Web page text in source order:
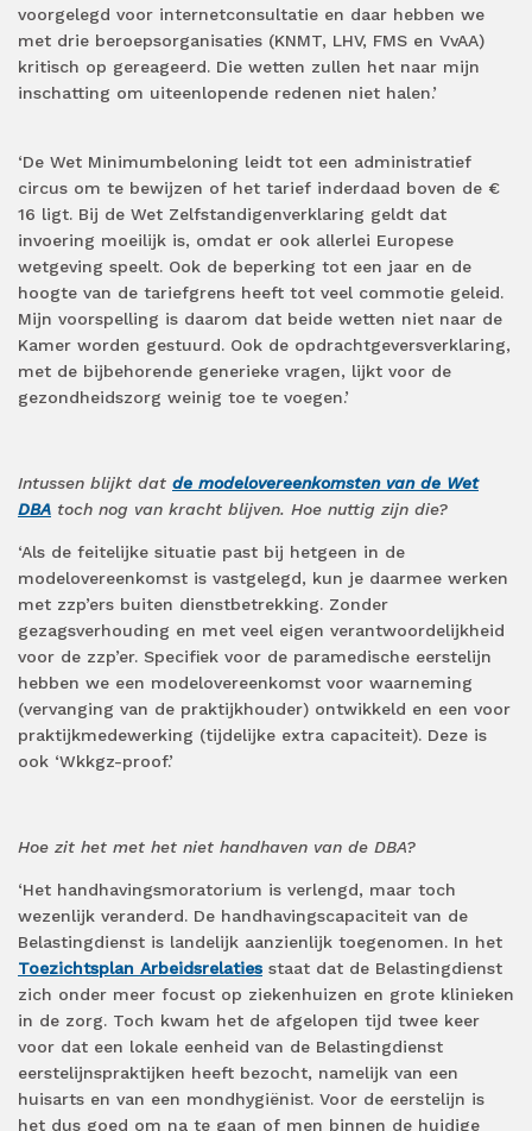
voorgelegd voor internetconsultatie en daar hebben we
met drie beroepsorganisaties (KNMT, LHV, FMS en VvAA)
kritisch op gereageerd. Die wetten zullen het naar mijn
inschatting om uiteenlopende redenen niet halen.’
‘De Wet Minimumbeloning leidt tot een administratief
circus om te bewijzen of het tarief inderdaad boven de €
16 ligt. Bij de Wet Zelfstandigenverklaring geldt dat
invoering moeilijk is, omdat er ook allerlei Europese
wetgeving speelt. Ook de beperking tot een jaar en de
hoogte van de tariefgrens heeft tot veel commotie geleid.
Mijn voorspelling is daarom dat beide wetten niet naar de
Kamer worden gestuurd. Ook de opdrachtgeversverklaring,
met de bijbehorende generieke vragen, lijkt voor de
gezondheidszorg weinig toe te voegen.’
Intussen blijkt dat de modelovereenkomsten van de Wet
DBA toch nog van kracht blijven. Hoe nuttig zijn die?
‘Als de feitelijke situatie past bij hetgeen in de
modelovereenkomst is vastgelegd, kun je daarmee werken
met zzp’ers buiten dienstbetrekking. Zonder
gezagsverhouding en met veel eigen verantwoordelijkheid
voor de zzp’er. Specifiek voor de paramedische eerstelijn
hebben we een modelovereenkomst voor waarneming
(vervanging van de praktijkhouder) ontwikkeld en een voor
praktijkmedewerking (tijdelijke extra capaciteit). Deze is
ook ‘Wkkgz-proof.’
Hoe zit het met het niet handhaven van de DBA?
‘Het handhavingsmoratorium is verlengd, maar toch
wezenlijk veranderd. De handhavingscapaciteit van de
Belastingdienst is landelijk aanzienlijk toegenomen. In het
Toezichtsplan Arbeidsrelaties staat dat de Belastingdienst
zich onder meer focust op ziekenhuizen en grote klinieken
in de zorg. Toch kwam het de afgelopen tijd twee keer
voor dat een lokale eenheid van de Belastingdienst
eerstelijnspraktijken heeft bezocht, namelijk van een
huisarts en van een mondhygiënist. Voor de eerstelijn is
het dus goed om na te gaan of men binnen de huidige